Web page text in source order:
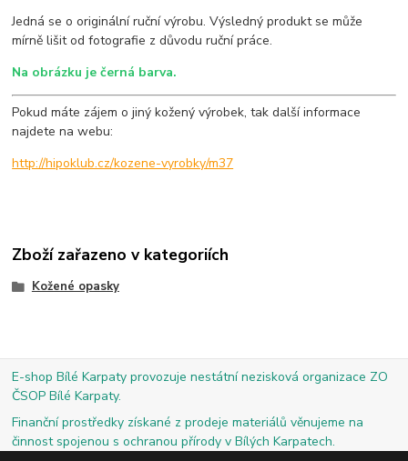
Jedná se o originální ruční výrobu. Výsledný produkt se může
mírně lišit od fotografie z důvodu ruční práce.
Na obrázku je černá barva.
Pokud máte zájem o jiný kožený výrobek, tak další informace
najdete na webu:
http://hipoklub.cz/kozene-vyrobky/m37
Zboží zařazeno v kategoriích
Kožené opasky
E-shop Bílé Karpaty provozuje nestátní nezisková organizace ZO
ČSOP Bílé Karpaty.
Finanční prostředky získané z prodeje materiálů věnujeme na
činnost spojenou s ochranou přírody v Bílých Karpatech.